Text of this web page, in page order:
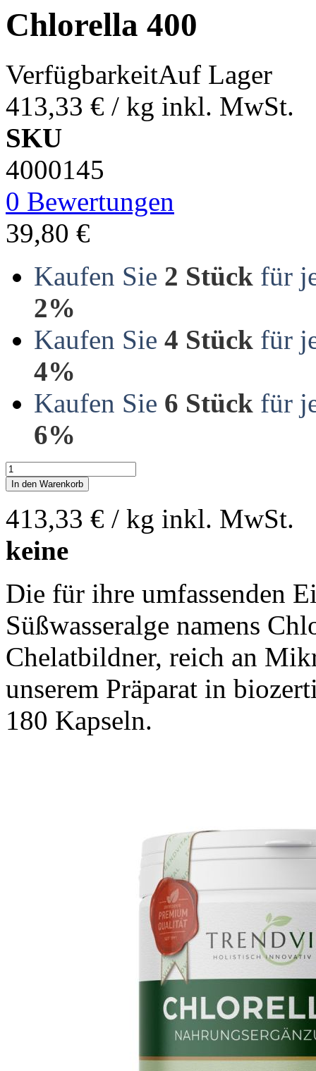
Chlorella 400
VerfügbarkeitAuf Lager
413,33 € / kg inkl. MwSt.
SKU
4000145
0 Bewertungen
39,80 €
Kaufen Sie 2 Stück für
2%
Kaufen Sie 4 Stück für
4%
Kaufen Sie 6 Stück für
6%
In den Warenkorb
413,33 € / kg inkl. MwSt.
keine
Die für ihre umfassenden
Süßwasseralge namens
Chelatbildner, reich an
unserem Präparat in
180 Kapseln.